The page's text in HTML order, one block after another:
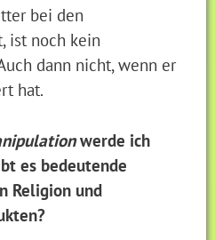
bei den
ist noch kein
dann nicht, wenn er
hat.
werde ich
es bedeutende
Religion und